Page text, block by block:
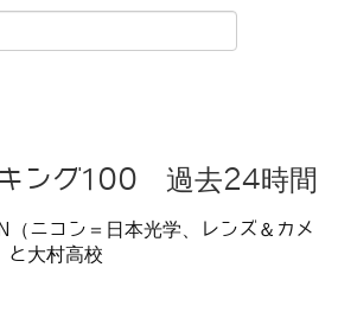
ング100 過去24時間
（ニコン＝日本光学、レンズ＆カメ
と大村高校